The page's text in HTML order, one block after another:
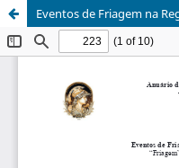
Eventos de Friagem na